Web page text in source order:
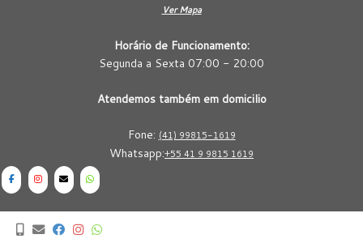
Ver Mapa
Horário de Funcionamento:
Segunda a Sexta 07:00 - 20:00
Atendemos também em domicilio
Fone: (41) 99815-1619
Whatsapp:+55 41 9 9815 1619